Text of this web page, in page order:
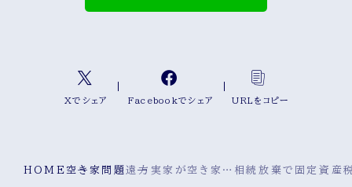
Xでシェア Facebookでシェア URLをコピー
HOME 空き家問題遠方実家が空き家…相続放棄で固定資産税